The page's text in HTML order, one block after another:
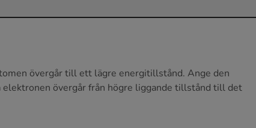
övergår till ett lägre energitillstånd. Ange den
övergår från högre liggande tillstånd till det